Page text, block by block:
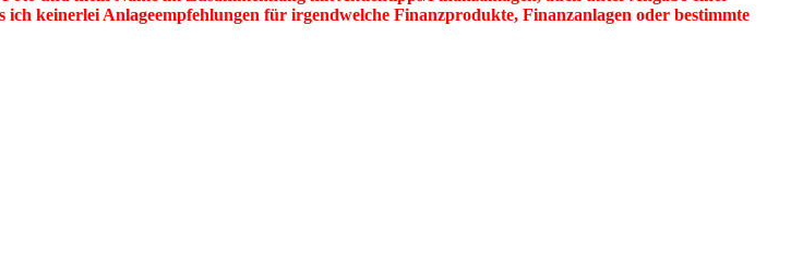
keinerlei Anlageempfehlungen für irgendwelche Finanzprodukte, Finanzanlagen oder bestimmte